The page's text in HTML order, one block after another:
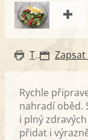
Tisk
Rychle
nahradí oběd.
i plný
přidat i